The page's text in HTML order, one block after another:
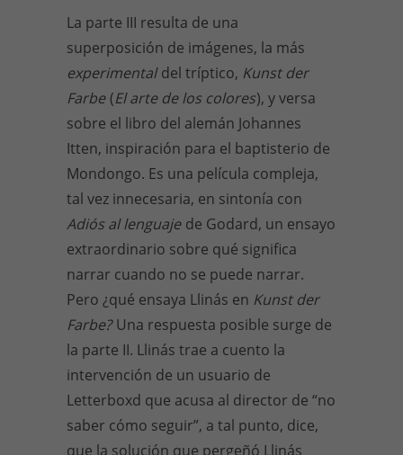
La parte III resulta de una
superposición de imágenes, la más
experimentaldel tríptico, Kunst der
Farbe (El arte de los colores), y versa
sobre el libro del alemán Johannes
Itten, inspiración para el baptisterio de
Mondongo. Es una película compleja,
tal vez innecesaria, en sintonía con
Adiós al lenguaje de Godard, un ensayo
extraordinario sobre qué significa
narrar cuando no se puede narrar.
Pero ¿qué ensaya Llinás en Kunst der
Farbe?Una respuesta posible surge de
la parte II. Llinás trae a cuento la
intervención de un usuario de
Letterboxd que acusa al director de “no
saber cómo seguir”, a tal punto, dice,
que la solución que pergeñó Llinás